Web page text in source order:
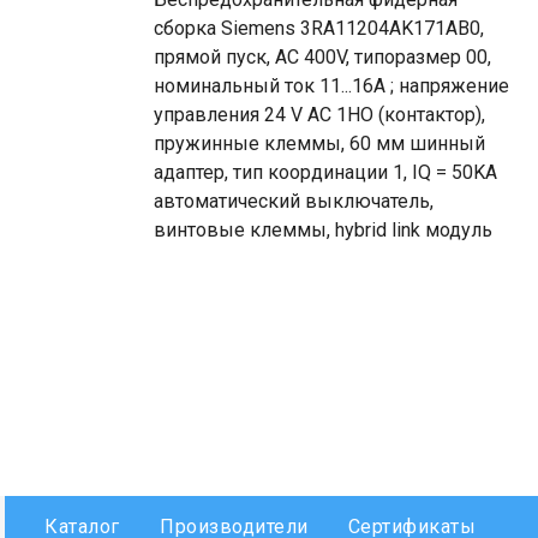
сборка Siemens 3RA11204AK171AB0,
прямой пуск, AC 400V, типоразмер 00,
номинальный ток 11...16A ; напряжение
управления 24 V AC 1НО (контактор),
пружинные клеммы, 60 мм шинный
адаптер, тип координации 1, IQ = 50KA
автоматический выключатель,
винтовые клеммы, hybrid link модуль
Каталог Производители Сертификаты